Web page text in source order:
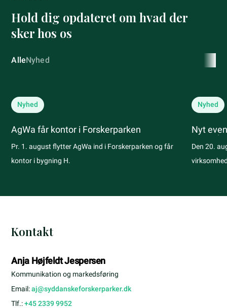
Hold dig opdateret om hvad der
sker hos os
AlleNyhed
Nyhed
AgWa får kontor i Forskerparken
Pr. 1. august flytter AgWa ind i Forskerparken og får
kontor i bygning H.
Nyhed
Nyt
Den 20.
Kontakt
Anja Højfeldt Jespersen
Kommunikation og markedsføring
Email: aj@syddanskeforskerparker.dk
Tlf.: +45 2339 9952